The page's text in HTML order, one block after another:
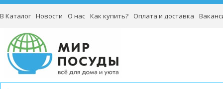
В Каталог Новости О нас Как купить? Оплата и доставка